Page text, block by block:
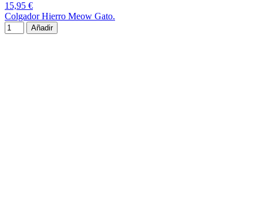
15,95 €
Colgador Hierro Meow Gato.
Añadir